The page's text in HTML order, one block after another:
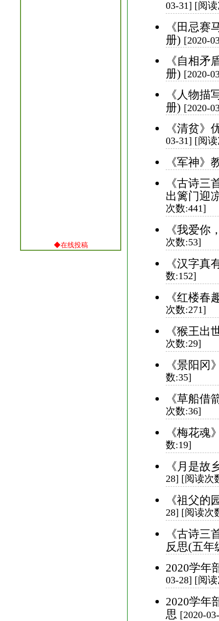
◆在线投稿
03-31] [阅
《田忌赛
册) [2020-
《自相矛
册) [2020-
《人物
册) [2020-
《清贫》
03-31] [阅
《军神》
《古诗
出篱门迎
次数:441]
《我爱你
次数:53]
《汉字真
数:152]
《红楼春
次数:271]
《猴王出
次数:29]
《景阳冈
数:35]
《草船借
次数:36]
《梅花魂
数:19]
《月是故
28] [阅读次
《祖父的
28] [阅读次
《古诗
反思(五年
2020学年
03-28] [阅
2020学年
思 [2020-